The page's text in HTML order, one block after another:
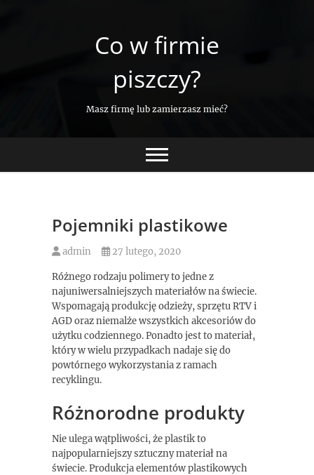
Co w firmie
piszczy?
Masz firmę lub zamierzasz mieć?
Pojemniki plastikowe
admin 27 lutego, 2020
Różnego rodzaju polimery to jedne z
najuniwersalniejszych materiałów na świecie.
Wspomagają produkcję odzieży, sprzętu RTV i
AGD oraz niemalże wszystkich akcesoriów do
użytku codziennego. Ponadto jest to materiał,
który w wielu przypadkach nadaje się do
powtórnego wykorzystania z ramach
recyklingu.
Różnorodne produkty
Nie ulega wątpliwości, że plastik to
najpopularniejszy sztuczny materiał na
świecie. Produkcja elementów plastikowych